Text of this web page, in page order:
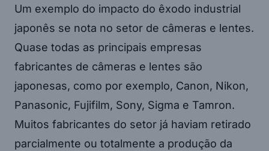
Um exemplo do impacto do êxodo industrial
japonês se nota no setor de câmeras e lentes.
Quase todas as principais empresas
fabricantes de câmeras e lentes são
japonesas, como por exemplo, Canon, Nikon,
Panasonic, Fujifilm, Sony, Sigma e Tamron.
Muitos fabricantes do setor já haviam retirado
parcialmente ou totalmente a produção da